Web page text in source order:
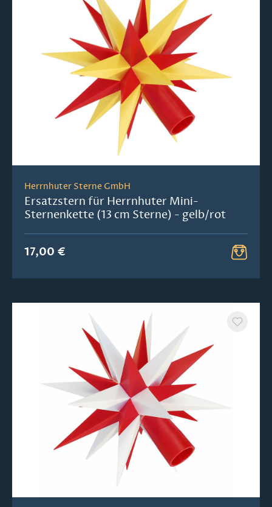
Herrnhuter Sterne GmbH
Ersatzstern für Herrnhuter Mini-
Sternenkette (13 cm Sterne) - gelb/rot
17,00 €